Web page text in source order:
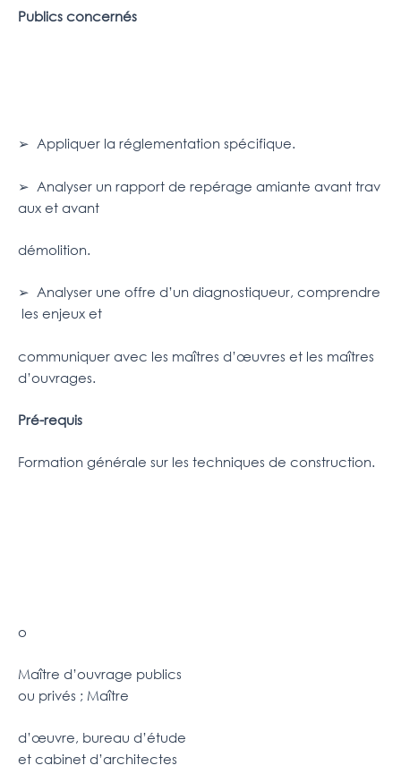
Publics concernés
➢ Appliquer la réglementation spécifique.
➢ Analyser un rapport de repérage amiante avant trav
aux et avant
démolition.
➢ Analyser une offre d’un diagnostiqueur, comprendre
les enjeux et
communiquer avec les maîtres d’œuvres et les maîtres
d’ouvrages.
Pré-requis
Formation générale sur les techniques de construction.
o
Maître d’ouvrage publics
ou privés ; Maître
d’œuvre, bureau d’étude
et cabinet d’architectes